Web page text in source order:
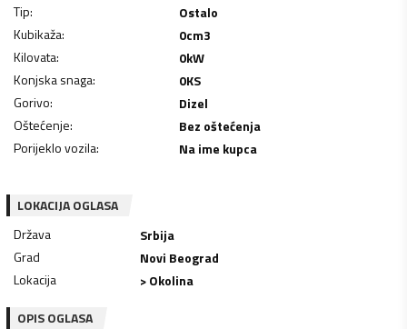
Tip:
Ostalo
Kubikaža: 0cm3
Kilovata: 0kW
Konjska snaga: 0KS
Gorivo:
Dizel
Oštećenje:
Bez oštećenja
Porijeklo vozila: Na ime kupca
LOKACIJA OGLASA
Država
Srbija
Grad
Novi Beograd
Lokacija
> Okolina
OPIS OGLASA